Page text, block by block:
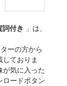
付き
」は、
ーの方から
ておりま
が気に入った
ロードボタン